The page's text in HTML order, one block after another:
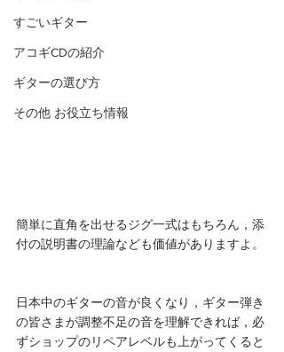
すごいギター
アコギCDの紹介
ギターの選び方
その他 お役立ち情報
簡単に直角を出せるジグ一式はもちろん，添
付の説明書の理論なども価値がありますよ。
日本中のギターの音が良くなり，ギター弾き
の皆さまが調整不足の音を理解できれば，必
ずショップのリペアレベルも上がってくると